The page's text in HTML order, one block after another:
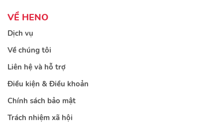
VỀ HENO
Dịch vụ
Về chúng tôi
Liên hệ và hỗ trợ
Điều kiện & Điều khoản
Chính sách bảo mật
Trách nhiệm xã hội